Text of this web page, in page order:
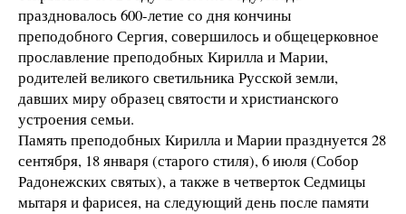
праздновалось 600-летие со дня кончины
преподобного Сергия, совершилось и общецерковное
прославление преподобных Кирилла и Марии,
родителей великого светильника Русской земли,
давших миру образец святости и христианского
устроения семьи.
Память преподобных Кирилла и Марии празднуется 28
сентября, 18 января (старого стиля), 6 июля (Собор
Радонежских святых), а также в четверток Седмицы
мытаря и фарисея, на следующий день после памяти